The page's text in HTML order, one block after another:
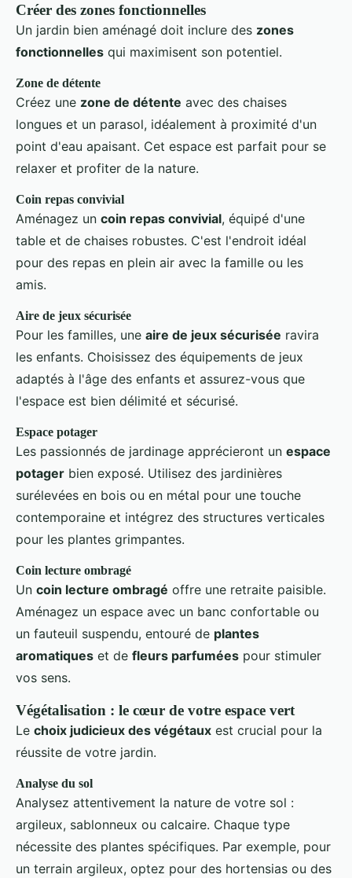
Créer des zones fonctionnelles
Un jardin bien aménagé doit inclure des zones
fonctionnelles qui maximisent son potentiel.
Zone de détente
Créez une zone de détente avec des chaises
longues et un parasol, idéalement à proximité d'un
point d'eau apaisant. Cet espace est parfait pour se
relaxer et profiter de la nature.
Coin repas convivial
Aménagez un coin repas convivial, équipé d'une
table et de chaises robustes. C'est l'endroit idéal
pour des repas en plein air avec la famille ou les
amis.
Aire de jeux sécurisée
Pour les familles, une aire de jeux sécurisée ravira
les enfants. Choisissez des équipements de jeux
adaptés à l'âge des enfants et assurez-vous que
l'espace est bien délimité et sécurisé.
Espace potager
Les passionnés de jardinage apprécieront un espace
potager bien exposé. Utilisez des jardinières
surélevées en bois ou en métal pour une touche
contemporaine et intégrez des structures verticales
pour les plantes grimpantes.
Coin lecture ombragé
Un coin lecture ombragé offre une retraite paisible.
Aménagez un espace avec un banc confortable ou
un fauteuil suspendu, entouré de plantes
aromatiques et de fleurs parfumées pour stimuler
vos sens.
Végétalisation : le cœur de votre espace vert
Le choix judicieux des végétaux est crucial pour la
réussite de votre jardin.
Analyse du sol
Analysez attentivement la nature de votre sol :
argileux, sablonneux ou calcaire. Chaque type
nécessite des plantes spécifiques. Par exemple, pour
un terrain argileux, optez pour des hortensias ou des